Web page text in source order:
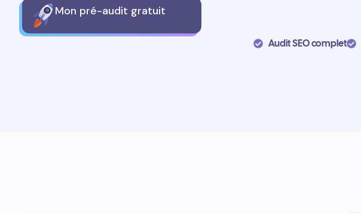
Mon pré-audit gratuit
Audit SEO complet